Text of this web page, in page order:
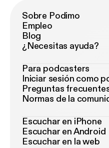
Sobre Podimo
Empleo
Blog
¿Necesitas ayuda?
Para podcasters
Iniciar sesión como
Preguntas
Normas de la
Escuchar en iPhone
Escuchar en Android
Escuchar en la web